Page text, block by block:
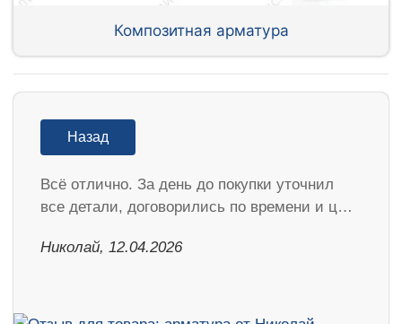
Композитная арматура
Назад
Всё отлично. За день до покупки уточнил
все детали, договорились по времени и ц…
Николай, 12.04.2026